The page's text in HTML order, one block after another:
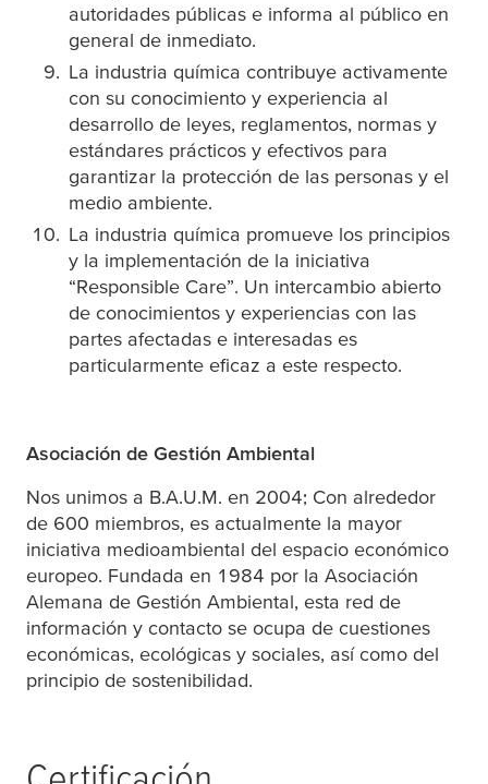
autoridades públicas e informa al público en
general de inmediato.
La industria química contribuye activamente
con su conocimiento y experiencia al
desarrollo de leyes, reglamentos, normas y
estándares prácticos y efectivos para
garantizar la protección de las personas y el
medio ambiente.
La industria química promueve los principios
y la implementación de la iniciativa
“Responsible Care”. Un intercambio abierto
de conocimientos y experiencias con las
partes afectadas e interesadas es
particularmente eficaz a este respecto.
Asociación de Gestión Ambiental
Nos unimos a B.A.U.M. en 2004; Con alrededor
de 600 miembros, es actualmente la mayor
iniciativa medioambiental del espacio económico
europeo. Fundada en 1984 por la Asociación
Alemana de Gestión Ambiental, esta red de
información y contacto se ocupa de cuestiones
económicas, ecológicas y sociales, así como del
principio de sostenibilidad.